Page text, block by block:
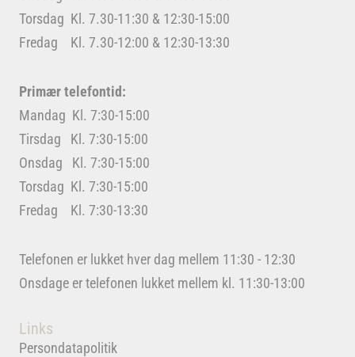
Torsdag Kl. 7.30-11:30 & 12:30-15:00
Fredag Kl. 7.30-12:00 & 12:30-13:30
Primær telefontid:
Mandag Kl. 7:30-15:00
Tirsdag Kl. 7:30-15:00
Onsdag Kl. 7:30-15:00
Torsdag Kl. 7:30-15:00
Fredag Kl. 7:30-13:30
Telefonen er lukket hver dag mellem 11:30 - 12:30
Onsdage er telefonen lukket mellem kl. 11:30-13:00
Links
Persondatapolitik